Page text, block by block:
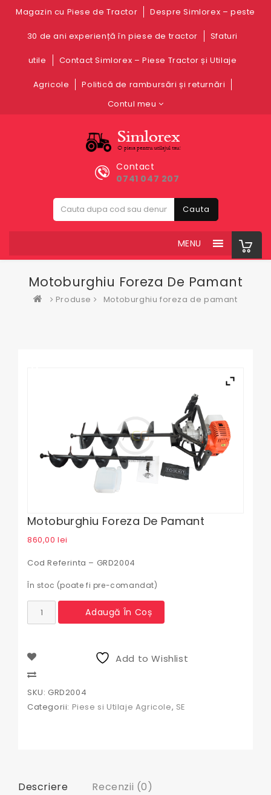
Magazin cu Piese de Tractor Despre Simlorex – peste
30 de ani experiență în piese de tractor Sfaturi
utile Contact Simlorex – Piese Tractor și Utilaje
Agricole
Politică de rambursări și returnări
Contul meu
Contact
0741 047 207
Cauta
MENU
Motoburghiu Foreza De Pamant
Produse Motoburghiu foreza de pamant
Motoburghiu Foreza De Pamant
860,00lei
Cod Referinta – GRD2004
În stoc (poate fi pre-comandat)
Cantitate
Motoburghiu
pamant
Adaugă În Coș
Add to Wishlist
SKU: GRD2004
Categorii: Piese si Utilaje Agricole, SE
Descriere Recenzii (0)